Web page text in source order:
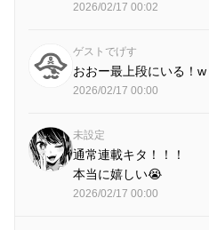
2026/02/17 00:02
ゲストでげす
おおー最上段にいる！w
2026/02/17 00:00
未設定
通常連載キタ！！！
本当に嬉しい😭
2026/02/17 00:00